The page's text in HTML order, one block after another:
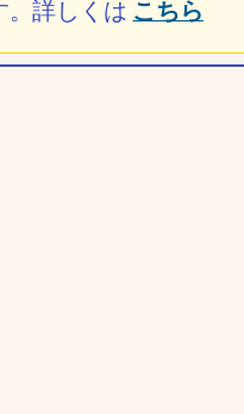
。詳しくは こちら